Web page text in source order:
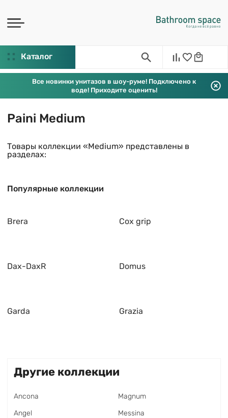
Каталог
Все новинки унитазов в шоу-руме! Подключено к
воде! Приходите оценить!
Paini Medium
Товары коллекции «Medium» представлены в
разделах:
Популярные коллекции
Brera Cox grip
Dax-DaxR Domus
Garda Grazia
Другие коллекции
Ancona
Angel
Magnum
Messina